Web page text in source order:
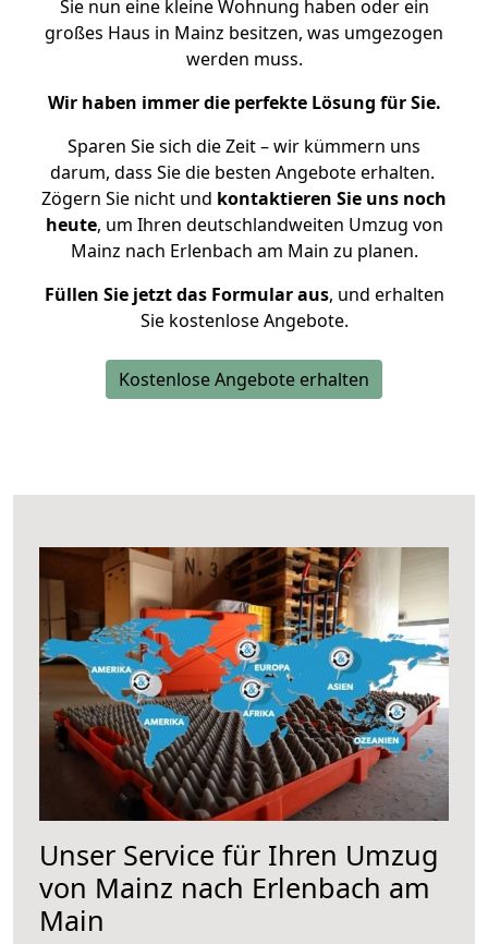
Sie nun eine kleine Wohnung haben oder ein
großes Haus in Mainz besitzen, was umgezogen
werden muss.
Wir haben immer die perfekte Lösung für Sie.
Sparen Sie sich die Zeit – wir kümmern uns
darum, dass Sie die besten Angebote erhalten.
Zögern Sie nicht und kontaktieren Sie uns noch
heute, um Ihren deutschlandweiten Umzug von
Mainz nach Erlenbach am Main zu planen.
Füllen Sie jetzt das Formular aus, und erhalten
Sie kostenlose Angebote.
Kostenlose Angebote erhalten
Unser Service für Ihren Umzug
von Mainz nach Erlenbach am
Main